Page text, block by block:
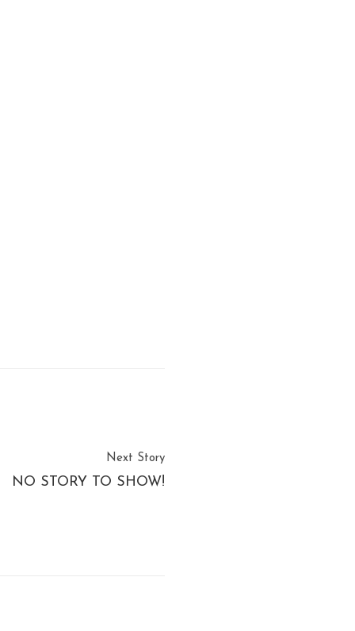
Next Story
NO STORY TO SHOW!